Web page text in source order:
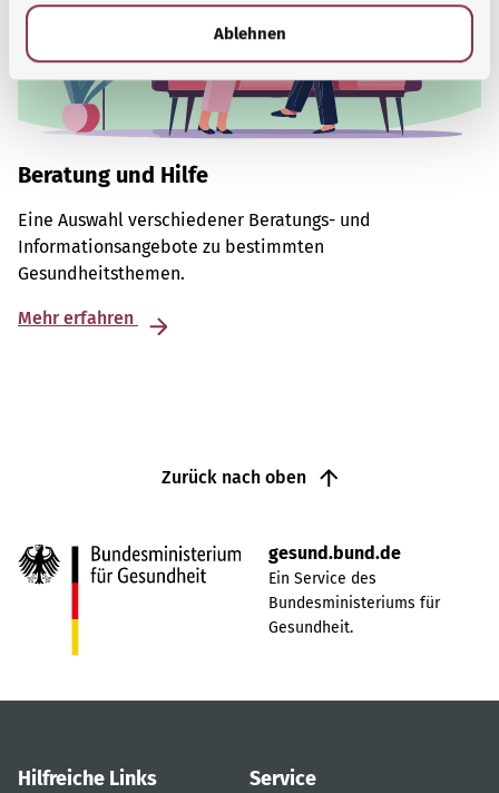
Ablehnen
Beratung und Hilfe
Eine Auswahl verschiedener Beratungs- und
Informationsangebote zu bestimmten
Gesundheitsthemen.
Mehr erfahren
Zurück nach oben
gesund.bund.de
Ein Service des
Bundesministeriums für
Gesundheit.
Hilfreiche Links Service